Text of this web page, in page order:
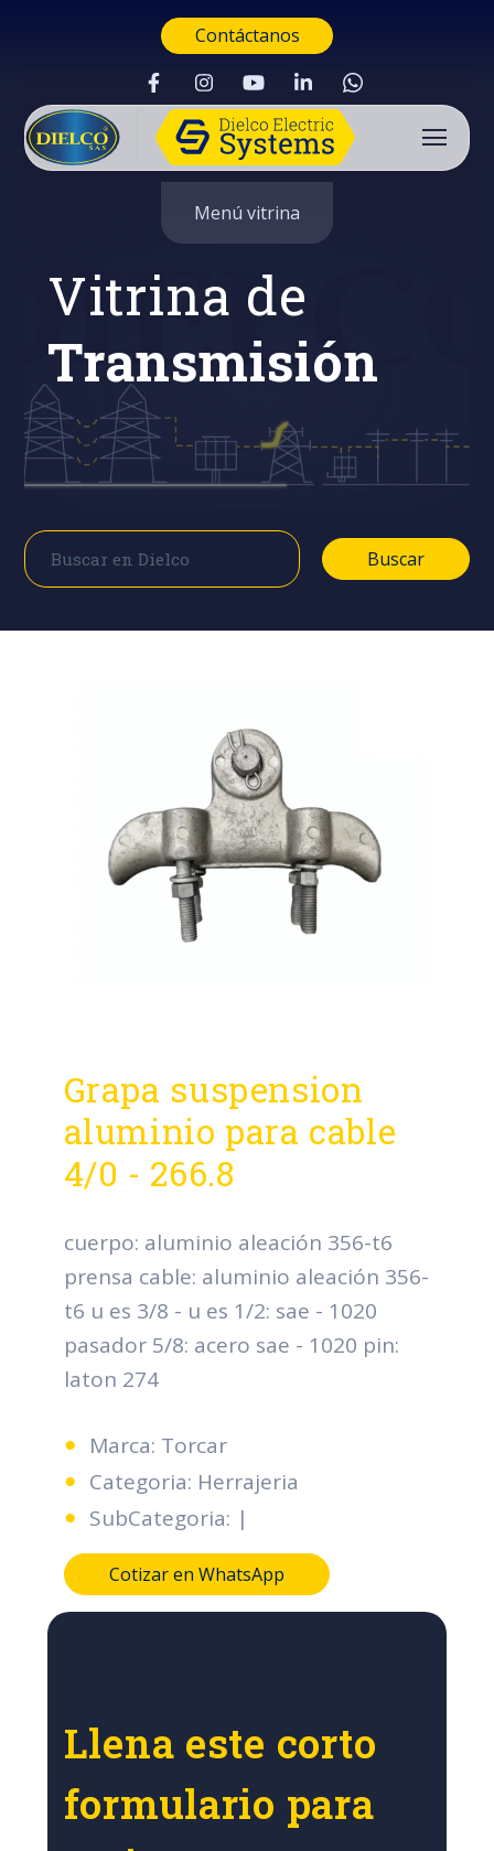
Contáctanos
Buscar
Menú vitrina
Vitrina de
Transmisión
Buscar
Buscar
Grapa suspension
aluminio para cable
4/0 - 266.8
cuerpo: aluminio aleación 356-t6
prensa cable: aluminio aleación 356-
t6 u es 3/8 - u es 1/2: sae - 1020
pasador 5/8: acero sae - 1020 pin:
laton 274
Marca: Torcar
Categoria: Herrajeria
SubCategoria: |
Cotizar en WhatsApp
Llena este corto
formulario para